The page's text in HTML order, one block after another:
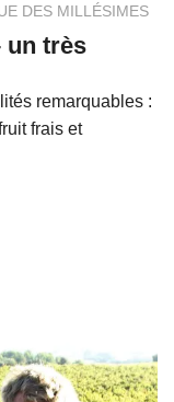
DES MILLÉSIMES
un très
remarquables :
frais et